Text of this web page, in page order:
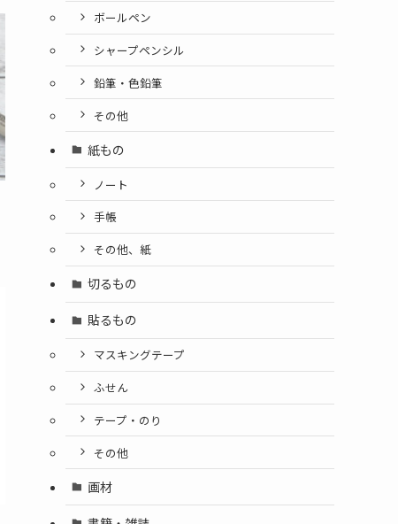
ボールペン
シャープペンシル
鉛筆・色鉛筆
その他
紙もの
ノート
手帳
その他、紙
切るもの
貼るもの
マスキングテープ
ふせん
テープ・のり
その他
画材